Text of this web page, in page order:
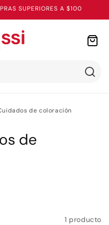
SUPERIORES A $100
Carrito
de coloración
de
1 producto